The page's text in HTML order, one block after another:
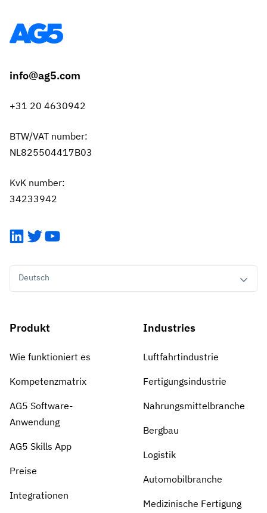
info@ag5.com
+31 20 4630942
BTW/VAT number:
NL825504417B03
KvK number:
34233942
LinkedIn
TwitterYouTube
Deutsch
Produkt
Wie funktioniert es
Kompetenzmatrix
AG5 Software-
Anwendung
AG5 Skills App
Preise
Integrationen
Industries
Luftfahrtindustrie
Fertigungsindustrie
Nahrungsmittelbranche
Bergbau
Logistik
Automobilbranche
Medizinische Fertigung